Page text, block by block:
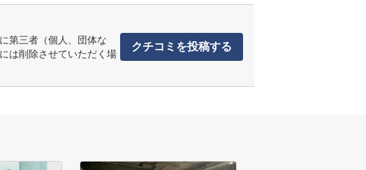
第三者（個人、団体な
は削除させていただく場
クチコミを投稿する